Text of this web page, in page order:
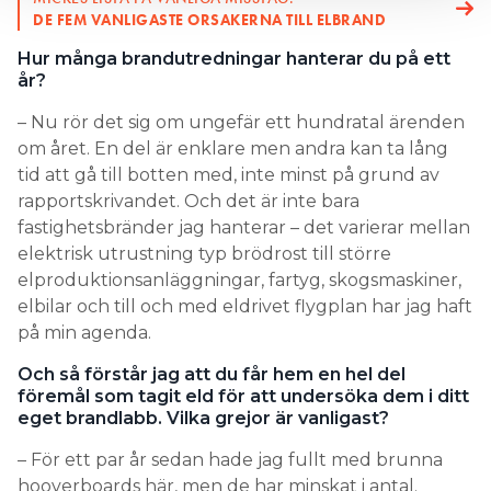
DE FEM VANLIGASTE ORSAKERNA TILL ELBRAND
Hur många brandutredningar hanterar du på ett
år?
– Nu rör det sig om ungefär ett hundratal ärenden
om året. En del är enklare men andra kan ta lång
tid att gå till botten med, inte minst på grund av
rapportskrivandet. Och det är inte bara
fastighetsbränder jag hanterar – det varierar mellan
elektrisk utrustning typ brödrost till större
elproduktionsanläggningar, fartyg, skogsmaskiner,
elbilar och till och med eldrivet flygplan har jag haft
på min agenda.
Och så förstår jag att du får hem en hel del
föremål som tagit eld för att undersöka dem i ditt
eget brandlabb. Vilka grejor är vanligast?
– För ett par år sedan hade jag fullt med brunna
hooverboards här, men de har minskat i antal.